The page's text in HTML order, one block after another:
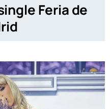
Feria de